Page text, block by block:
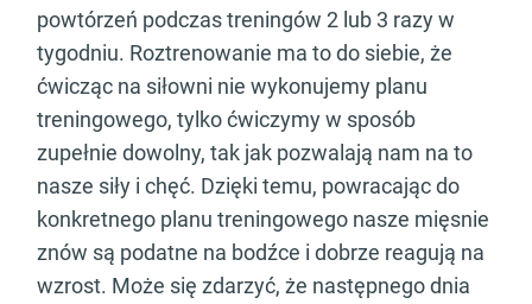
powtórzeń podczas treningów 2 lub 3 razy w
tygodniu. Roztrenowanie ma to do siebie, że
ćwicząc na siłowni nie wykonujemy planu
treningowego, tylko ćwiczymy w sposób
zupełnie dowolny, tak jak pozwalają nam na to
nasze siły i chęć. Dzięki temu, powracając do
konkretnego planu treningowego nasze mięsnie
znów są podatne na bodźce i dobrze reagują na
wzrost. Może się zdarzyć, że następnego dnia